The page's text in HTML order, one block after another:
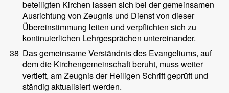
beteiligten Kirchen lassen sich bei der gemeinsamen
Ausrichtung von Zeugnis und Dienst von dieser
Übereinstimmung leiten und verpflichten sich zu
kontinuierlichen Lehrgesprächen untereinander.
38 Das gemeinsame Verständnis des Evangeliums, auf
dem die Kirchengemeinschaft beruht, muss weiter
vertieft, am Zeugnis der Heiligen Schrift geprüft und
ständig aktualisiert werden.